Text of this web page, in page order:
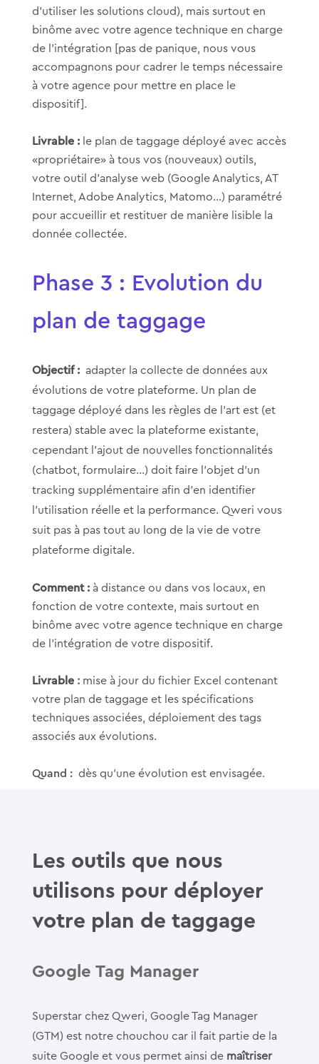
d’utiliser les solutions cloud), mais surtout en
binôme avec votre agence technique en charge
de l’intégration [pas de panique, nous vous
accompagnons pour cadrer le temps nécessaire
à votre agence pour mettre en place le
dispositif].
Livrable :le plan de taggage déployé avec accès
«propriétaire» à tous vos (nouveaux) outils,
votre outil d’analyse web (Google Analytics, AT
Internet, Adobe Analytics, Matomo…) paramétré
pour accueillir et restituer de manière lisible la
donnée collectée.
Phase 3 : Evolution du
plan de taggage
Objectif :adapter la collecte de données aux
évolutions de votre plateforme. Un plan de
taggage déployé dans les règles de l’art est (et
restera) stable avec la plateforme existante,
cependant l’ajout de nouvelles fonctionnalités
(chatbot, formulaire…) doit faire l’objet d’un
tracking supplémentaire afin d’en identifier
l’utilisation réelle et la performance. Qweri vous
suit pas à pas tout au long de la vie de votre
plateforme digitale.
Comment :à distance ou dans vos locaux, en
fonction de votre contexte, mais surtout en
binôme avec votre agence technique en charge
de l’intégration de votre dispositif.
Livrable:mise à jour du fichier Excel contenant
votre plan de taggage et les spécifications
techniques associées, déploiement des tags
associés aux évolutions.
Quand : dès qu’une évolution est envisagée.
Les outils que nous
utilisons pour déployer
votre plan de taggage
Google Tag Manager
Superstar chez Qweri, Google Tag Manager
(GTM) est notre chouchou car il fait partie de la
suite Google et vous permet ainsi de maîtriser